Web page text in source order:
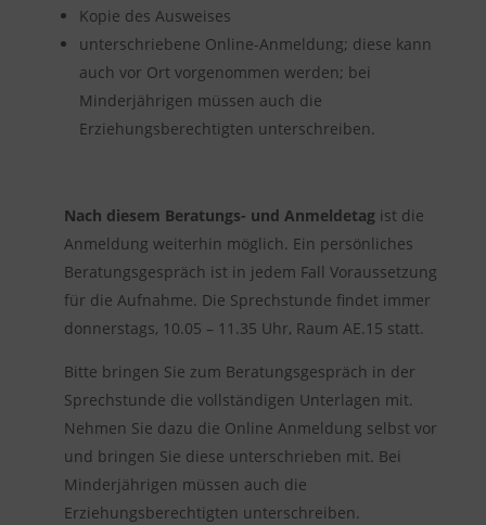
Kopie des Ausweises
unterschriebene Online-Anmeldung; diese kann
auch vor Ort vorgenommen werden; bei
Minderjährigen müssen auch die
Erziehungsberechtigten unterschreiben.
Nach diesem Beratungs- und Anmeldetagist die
Anmeldung weiterhin möglich. Ein persönliches
Beratungsgespräch ist in jedem Fall Voraussetzung
für die Aufnahme. Die Sprechstunde findet immer
donnerstags, 10.05 – 11.35 Uhr, Raum AE.15 statt.
Bitte bringen Sie zum Beratungsgespräch in der
Sprechstunde die vollständigen Unterlagen mit.
Nehmen Sie dazu die Online Anmeldung selbst vor
und bringen Sie diese unterschrieben mit. Bei
Minderjährigen müssen auch die
Erziehungsberechtigten unterschreiben.